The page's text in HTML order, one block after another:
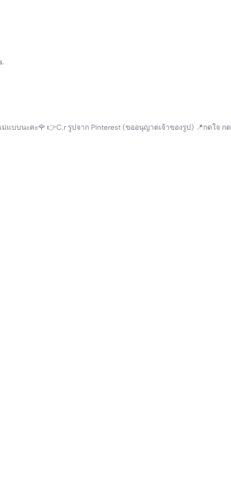
บบนะคะ🌹 👉C.r รูปจาก Pinterest (ขออนุญาตเจ้าของรูป) 📍กดใจ ก